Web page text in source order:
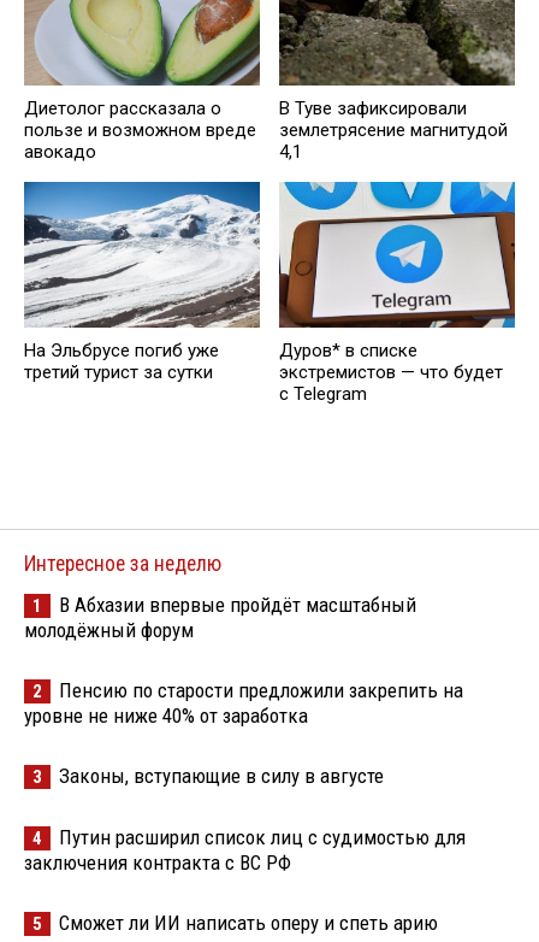
Диетолог рассказала о
пользе и возможном вреде
авокадо
В Туве зафиксировали
землетрясение магнитудой
4,1
На Эльбрусе погиб уже
третий турист за сутки
Дуров* в списке
экстремистов — что будет
с Telegram
Интересное за неделю
1
В Абхазии впервые пройдёт масштабный
молодёжный форум
2
Пенсию по старости предложили закрепить на
уровне не ниже 40% от заработка
3 Законы, вступающие в силу в августе
4
Путин расширил список лиц с судимостью для
заключения контракта с ВС РФ
5 Сможет ли ИИ написать оперу и спеть арию